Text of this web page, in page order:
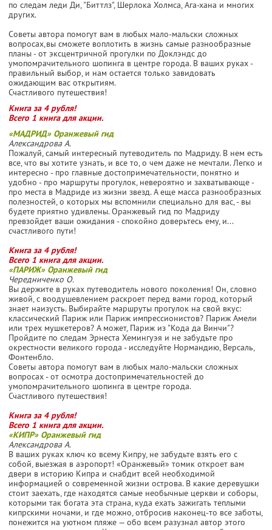
по следам леди Ди, "Биттлз", Шерлока Холмса, Ага-хана и многих
других.
Советы автора помогут вам в любых мало-мальски сложных
вопросах,вы сможете воплотить в жизнь самые разнообразные
планы - от эксцентричной прогулки по Доклэндс до
умопомрачительного шопинга в центре города. В ваших руках -
правильный выбор, и нам остается только завидовать
ожидающим вас открытиям.
Счастливого путешествия!
Книга за 4 рубля!
Всего 1 книга для акции.
«МАДРИД» Оранжевый гид
Александрова А.
Пожалуй, самый интересный путеводитель по Мадриду. В нем есть
все, что вы хотите узнать, и все то, о чем даже не мечтали. Легко и
интересно - про главные достопримечательности, понятно и
удобно - про маршруты прогулок, невероятно и захватывающе -
про места в Мадриде из жизни звезд. А еще масса разнообразных
полезностей, о которых мы вспомнили специально для вас, - вы
будете приятно удивлены. Оранжевый гид по Мадриду
превзойдет ваши ожидания - спокойно доверьтесь ему, и...
счастливого пути!
Книга за 4 рубля!
Всего 1 книга для акции.
«ПАРИЖ» Оранжевый гид
Чередниченко О.
Вы держите в руках путеводитель нового поколения! Он, словно
живой, с воодушевлением раскроет перед вами город, который
знает наизусть. Выбирайте маршруты прогулок на свой вкус:
классический Париж или Париж импрессионистов? Париж Амели
или трех мушкетеров? А может, Париж из "Кода да Винчи"?
Пройдите по следам Эрнеста Хемингуэя и не забудьте про
окрестности великого города - исследуйте Нормандию, Версаль,
Фонтенбло.
Советы автора помогут вам в любых мало-мальски сложных
вопросах - от осмотра достопримечательностей до
умопомрачительного шопинга в центре города.
Счастливого путешествия!
Книга за 4 рубля!
Всего 1 книга для акции.
«КИПР» Оранжевый гид
Александрова А.
В ваших руках ключ ко всему Кипру, не забудьте взять его с
собой, выезжая в аэропорт! «Оранжевый» томик откроет вам
двери в историю Кипра и снабдит всей необходимой
информацией о современной жизни острова. В какие деревушки
стоит заехать, где находятся самые необычные церкви и соборы,
которыми так богата эта страна, куда ехать зажигать теплыми
кипрскими ночами, и где можно, отбросив наконец-то все заботы,
понежится на уютном пляже — обо всем разузнал автор этого